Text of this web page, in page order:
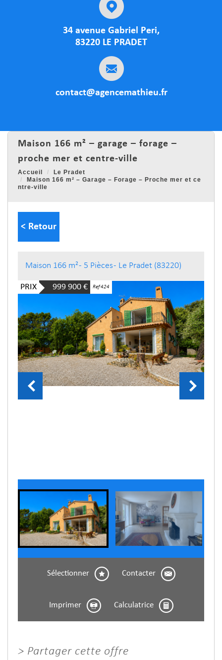
34 avenue Gabriel Peri,
83220 LE PRADET
contact@agencemathieu.fr
maison 166 m² – garage – forage –
proche mer et centre-ville
Accueil
Le Pradet
Maison 166 m² – Garage – Forage – Proche mer et ce
ntre-ville
< Retour
Maison 166 m² - 5 Pièces - Le Pradet (83220)
PRIX 999 900 € Ref 424
Sélectionner Contacter
Imprimer Calculatrice
> Partager cette offre